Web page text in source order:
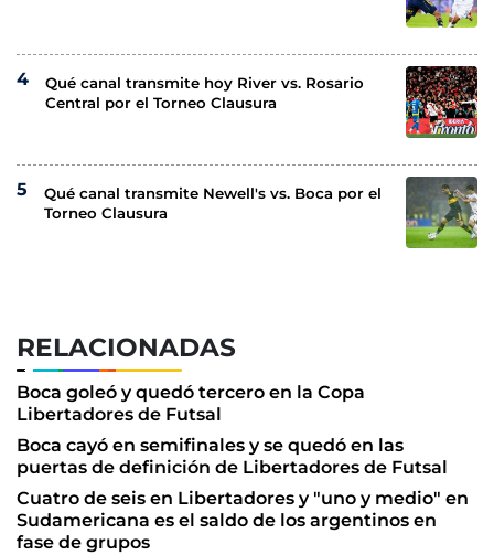
RELACIONADAS
Boca goleó y quedó tercero en la Copa
Libertadores de Futsal
Boca cayó en semifinales y se quedó en las
puertas de definición de Libertadores de Futsal
Cuatro de seis en Libertadores y "uno y medio" en
Sudamericana es el saldo de los argentinos en
fase de grupos
Qué canal transmite hoy River vs. Rosario
Central por el Torneo Clausura
Qué canal transmite Newell's vs. Boca por el
Torneo Clausura